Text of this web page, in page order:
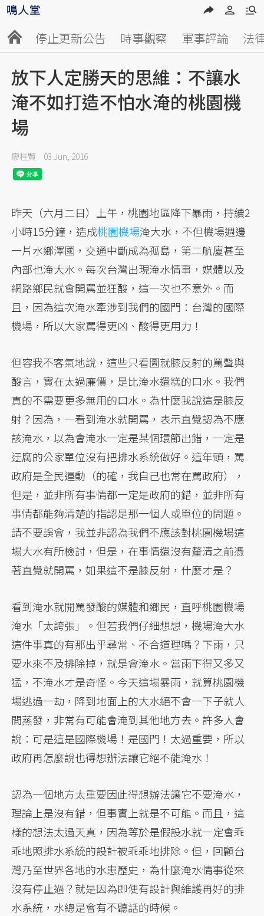
停止更新公告 時事觀察 軍事評論 法
放下人定勝天的思維：不讓水
淹不如打造不怕水淹的桃園機
場
廖桂賢 03 Jun, 2016
昨天（六月二日）上午，桃園地區降下暴雨，持續2
小時15分鐘，造成桃園機場淹大水，不但機場週邊
一片水鄉澤國，交通中斷成為孤島，第二航廈甚至
內部也淹大水。每次台灣出現淹水情事，媒體以及
網路鄉民就會開罵並狂酸，這一次也不意外。而
且，因為這次淹水牽涉到我們的國門：台灣的國際
機場，所以大家罵得更凶、酸得更用力！
但容我不客氣地說，這些只看圖就膝反射的罵聲與
酸言，實在太過廉價，是比淹水還糕的口水。我們
真的不需要更多無用的口水。為什麼我說這是膝反
射？因為，一看到淹水就開罵，表示直覺認為不應
該淹水，以為會淹水一定是某個環節出錯，一定是
迂腐的公家單位沒有把排水系統做好。這年頭，罵
政府是全民運動（的確，我自己也常在罵政府），
但是，並非所有事情都一定是政府的錯，並非所有
事情都能夠清楚的指認是那一個人或單位的問題。
請不要誤會，我並非認為我們不應該對桃園機場這
場大水有所檢討，但是，在事情還沒有釐清之前憑
著直覺就開罵，如果這不是膝反射，什麼才是？
看到淹水就開罵發酸的媒體和鄉民，直呼桃園機場
淹水「太誇張」。但若我們仔細想想，機場淹大水
這件事真的有那出乎尋常、不合道理嗎？下雨，只
要水來不及排除掉，就是會淹水。當雨下得又多又
猛，不淹水才是奇怪。今天這場暴雨，就算桃園機
場逃過一劫，降到地面上的大水絕不會一下子就人
間蒸發，非常有可能會淹到其他地方去。許多人會
說：可是這是國際機場！是國門！太過重要，所以
政府再怎麼說也得想辦法讓它絕不能淹水！
認為一個地方太重要因此得想辦法讓它不要淹水，
理論上是沒有錯，但事實上就是不可能。而且，這
樣的想法太過天真，因為等於是假設水就一定會乖
乖地照排水系統的設計被乖乖地排除。但，回顧台
灣乃至世界各地的水患歷史，為什麼淹水情事從來
沒有停止過？就是因為即便有設計與維護再好的排
水系統，水總是會有不聽話的時候。